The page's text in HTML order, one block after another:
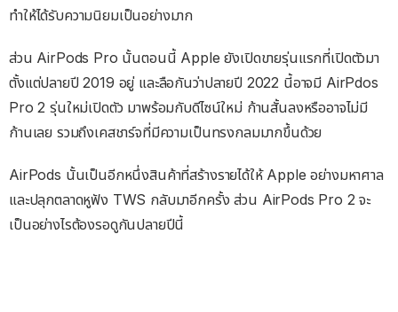
ทำให้ได้รับความนิยมเป็นอย่างมาก
ส่วน AirPods Pro นั้นตอนนี้ Apple ยังเปิดขายรุ่นแรกที่เปิดตัวมา
ตั้งแต่ปลายปี 2019 อยู่ และลือกันว่าปลายปี 2022 นี้อาจมี AirPdos
Pro 2 รุ่นใหม่เปิดตัว มาพร้อมกับดีไซน์ใหม่ ก้านสั้นลงหรืออาจไม่มี
ก้านเลย รวมถึงเคสชาร์จที่มีความเป็นทรงกลมมากขึ้นด้วย
AirPods นั้นเป็นอีกหนึ่งสินค้าที่สร้างรายได้ให้ Apple อย่างมหาศาล
และปลุกตลาดหูฟัง TWS กลับมาอีกครั้ง ส่วน AirPods Pro 2 จะ
เป็นอย่างไรต้องรอดูกันปลายปีนี้